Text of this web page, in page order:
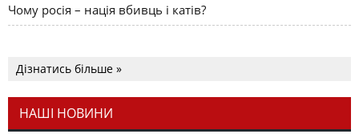
Чому росія – нація вбивць і катів?
Дізнатись більше »
НАШІ НОВИНИ